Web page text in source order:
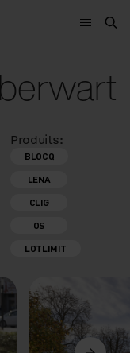
Menu
Produits:
BLOCQ
LENA
CLIG
OS
LOTLIMIT